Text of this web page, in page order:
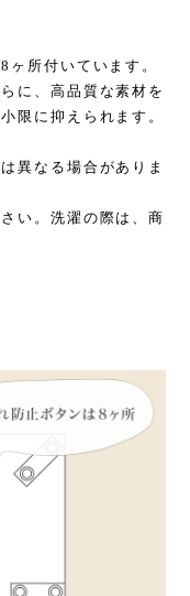
ヶ所付いています。
に、高品質な素材を
限に抑えられます。
異なる場合がありま
い。洗濯の際は、商